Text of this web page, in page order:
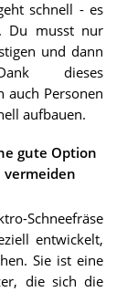
schnell - es
Du musst nur
und dann
dieses
auch Personen
aufbauen.
gute Option
vermeiden
Schneefräse
entwickelt,
Sie ist eine
die sich die